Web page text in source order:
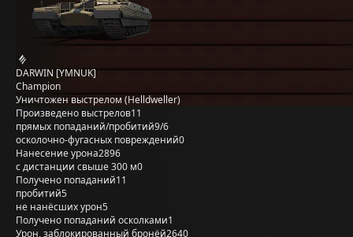
DARWIN [YMNUK]
Champion
Уничтожен выстрелом (Helldweller)
Произведено выстрелов11
прямых попаданий/пробитий9/6
осколочно-фугасных повреждений0
Нанесение урона2896
с дистанции свыше 300 м0
Получено попаданий11
пробитий5
не нанёсших урон5
Получено попаданий осколками1
Урон, заблокированный бронёй2640